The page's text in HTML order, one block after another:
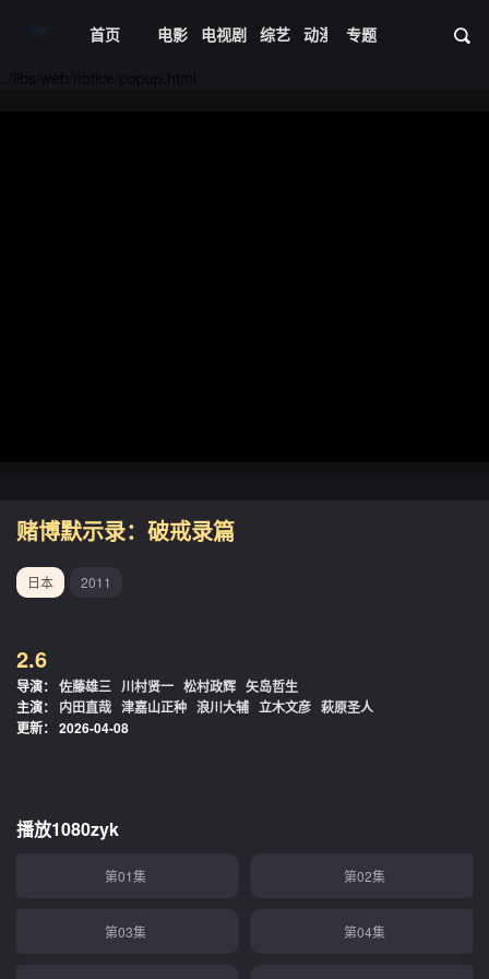
首页 电影 电视剧 综艺 动漫 短剧大全 资
专题
赌博默示录：破戒录篇
日本 2011
2.6
导演： 佐藤雄三 川村贤一 松村政辉 矢岛哲生
主演：
内田直哉 津嘉山正种 浪川大辅 立木文彦 萩原圣人
更新： 2026-04-08
播放1080zyk
第01集 第02集
第03集 第04集